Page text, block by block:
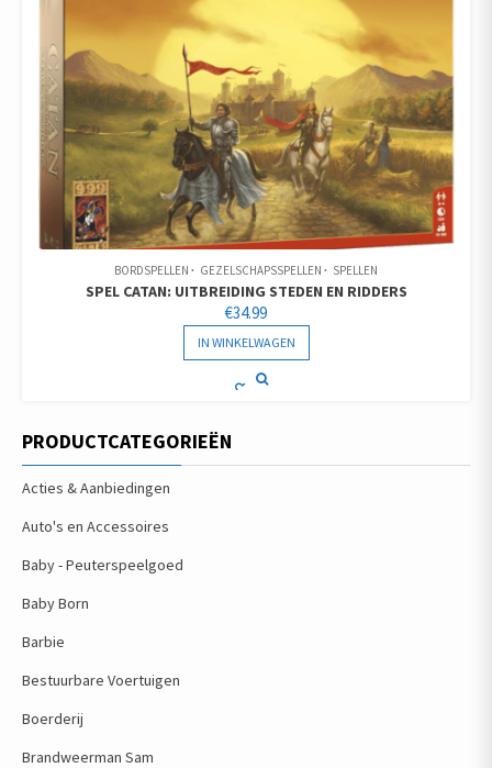
BORDSPELLEN GEZELSCHAPSSPELLEN SPELLEN
SPEL CATAN: UITBREIDING STEDEN EN RIDDERS
€34.99
IN WINKELWAGEN
PRODUCTCATEGORIEËN
Acties & Aanbiedingen
Auto's en Accessoires
Baby - Peuterspeelgoed
Baby Born
Barbie
Bestuurbare Voertuigen
Boerderij
Brandweerman Sam